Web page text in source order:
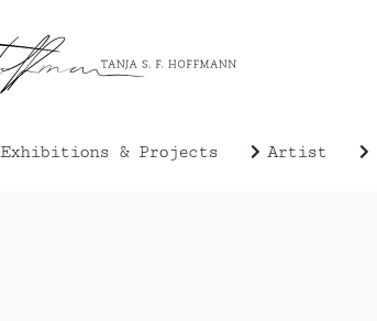
Exhibitions & Projects Artist